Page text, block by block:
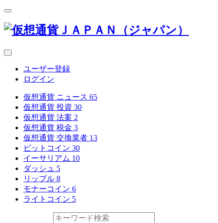
ユーザー登録
ログイン
仮想通貨 ニュース 65
仮想通貨 投資 30
仮想通貨 法案 2
仮想通貨 税金 3
仮想通貨 交換業者 13
ビットコイン 30
イーサリアム 10
ダッシュ 5
リップル 8
モナーコイン 6
ライトコイン 5